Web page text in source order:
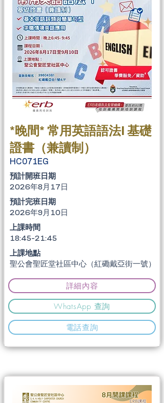
*晚間* 常用英語語法I 基礎
證書（兼讀制）
HC071EG
​預計開班日期
2026年8月17日
​預計完班日期
2026年9月10日
上課時間
18:45-21:45
上課地點
聖公會聖匠堂社區中心（紅磡戴亞街一號）
詳細內容
WhatsApp 查詢
電話查詢